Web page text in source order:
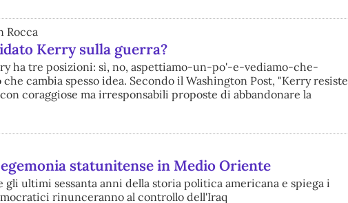
Rocca
Kerry sulla guerra?
ha tre posizioni: sì, no, aspettiamo-un-po'-e-vediamo-che-
cambia spesso idea. Secondo il Washington Post, "Kerry resiste
coraggiose ma irresponsabili proposte di abbandonare la
statunitense in Medio Oriente
ultimi sessanta anni della storia politica americana e spiega i
rinunceranno al controllo dell'Iraq